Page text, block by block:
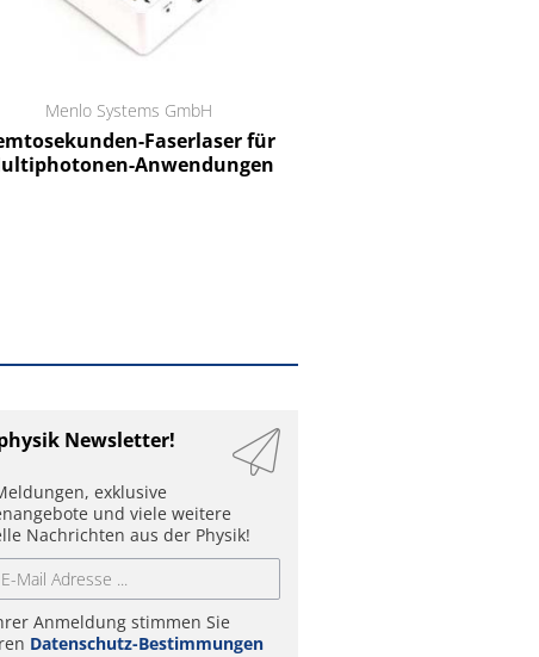
Menlo Systems GmbH
Faserlaser für
Anwendungen
Newsletter!
exklusive
und viele weitere
Nachrichten aus der Physik!
Anmeldung stimmen Sie
Datenschutz-Bestimmungen